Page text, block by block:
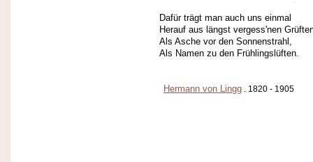
Dafür trägt man auch uns einmal
Herauf aus längst vergess'nen
Als Asche vor den Sonnenstrahl,
Als Namen zu den Frühlingslüften.
Hermann von Lingg . 1820 - 1905